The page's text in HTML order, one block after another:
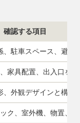
確認する項目
、駐車スペース、避難
家具配置、出入口を
、外観デザインと構造
ク、室外機、物置、